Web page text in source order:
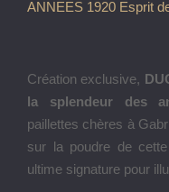
Création exclusive,
la splendeur des
paillettes chères à
sur la poudre de
ultime signature pour